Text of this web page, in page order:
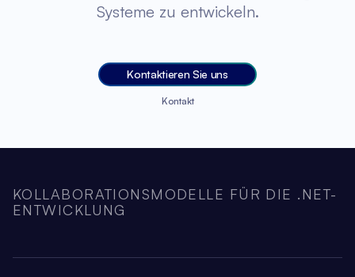
Systeme zu entwickeln.
Kontaktieren Sie uns
Kontakt
KOLLABORATIONSMODELLE FÜR DIE .NET-
ENTWICKLUNG